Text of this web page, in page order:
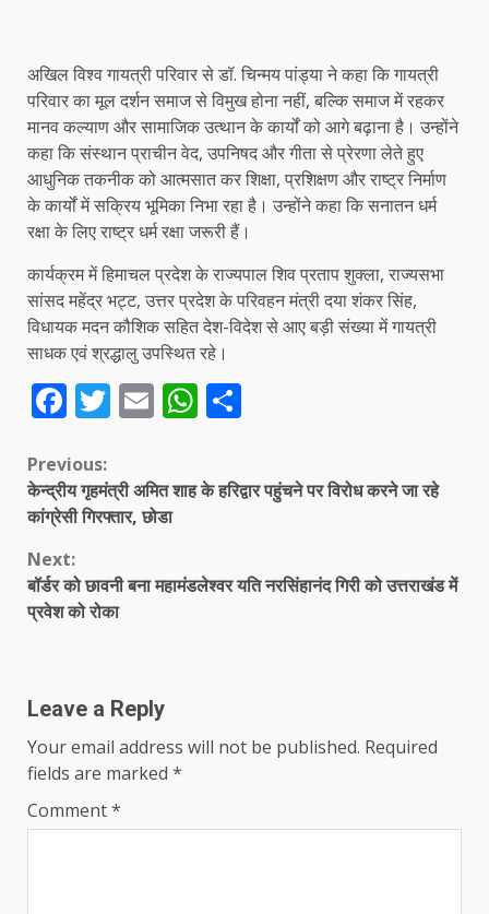
अखिल विश्व गायत्री परिवार से डॉ. चिन्मय पांड्या ने कहा कि गायत्री
परिवार का मूल दर्शन समाज से विमुख होना नहीं, बल्कि समाज में रहकर
मानव कल्याण और सामाजिक उत्थान के कार्यों को आगे बढ़ाना है। उन्होंने
कहा कि संस्थान प्राचीन वेद, उपनिषद और गीता से प्रेरणा लेते हुए
आधुनिक तकनीक को आत्मसात कर शिक्षा, प्रशिक्षण और राष्ट्र निर्माण
के कार्यों में सक्रिय भूमिका निभा रहा है। उन्होंने कहा कि सनातन धर्म
रक्षा के लिए राष्ट्र धर्म रक्षा जरूरी हैं।
कार्यक्रम में हिमाचल प्रदेश के राज्यपाल शिव प्रताप शुक्ला, राज्यसभा
सांसद महेंद्र भट्ट, उत्तर प्रदेश के परिवहन मंत्री दया शंकर सिंह,
विधायक मदन कौशिक सहित देश-विदेश से आए बड़ी संख्या में गायत्री
साधक एवं श्रद्धालु उपस्थित रहे।
Facebook
Twitter
EmailWhatsApp
Continue
Reading
Previous:
केन्द्रीय गृहमंत्री अमित शाह के हरिद्वार पहुंचने पर विरोध करने जा रहे
कांग्रेसी गिरफ्तार, छोडा
Next:
बॉर्डर को छावनी बना महामंडलेश्वर यति नरसिंहानंद गिरी को उत्तराखंड में
प्रवेश को रोका
Leave a Reply
Your email address will not be published. Required
fields are marked *
Comment*